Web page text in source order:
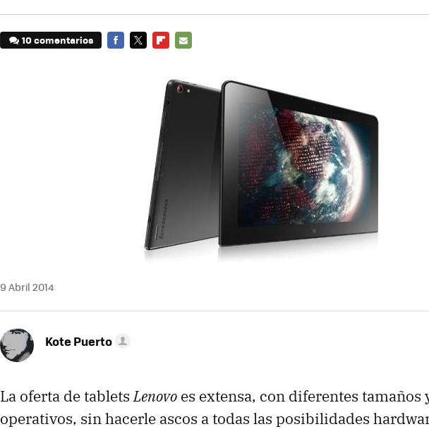
10 comentarios
9 Abril 2014
Kote Puerto
La oferta de tabletsLenovo es extensa, con diferentes tamaños
operativos, sin hacerle ascos a todas las posibilidades